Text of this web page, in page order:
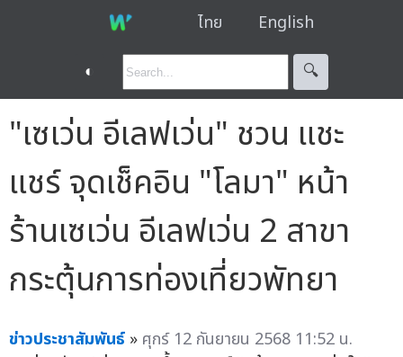
ไทย English
◐ 🔍︎
"เซเว่น อีเลฟเว่น" ชวน แชะ
แชร์ จุดเช็คอิน "โลมา" หน้า
ร้านเซเว่น อีเลฟเว่น 2 สาขา
กระตุ้นการท่องเที่ยวพัทยา
ข่าวประชาสัมพันธ์ » ศุกร์ 12 กันยายน 2568 11:52 น.